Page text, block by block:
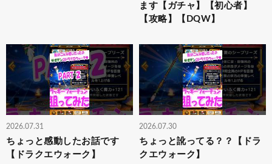
ます【ガチャ】【初心者】
【攻略】【DQW】
2026.07.31
ちょっと感動したお話です
【ドラクエウォーク】
2026.07.30
ちょっと訛ってる？？【ドラ
クエウォーク】